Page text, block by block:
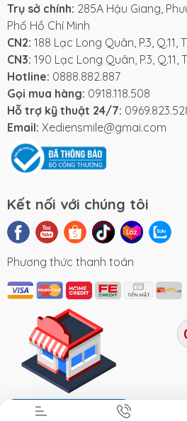
Trụ sở chính: 285A Hậu Giang,
Phố Hồ Chí Minh
CN2: 188 Lạc Long Quân, P.3, Q.11,
CN3: 190 Lạc Long Quân, P.3, Q.11,
Hotline: 0888.882.887
Gọi mua hàng: 0918.118.508
Hỗ trợ kỹ thuật 24/7:
Email: Xediensmile@gmai.com
Kết nối với chúng tôi
Phương thức thanh toán
Địa chỉ cửa hàng